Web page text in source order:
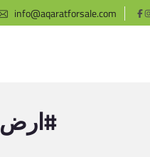
info@aqaratforsale.com
#ارض 600متر كمبوند بيت الوطن 6أكتوبر الاساسي بالمرحلة 3